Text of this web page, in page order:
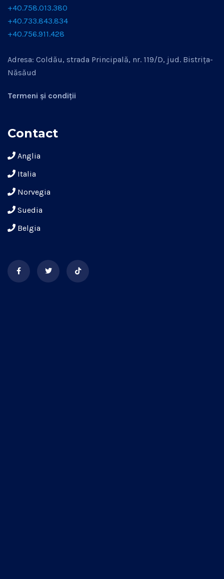
+40.758.013.380
+40.733.843.834
+40.756.911.428
Adresa: Coldău, strada Principală, nr. 119/D, jud. Bistrița-
Năsăud
Termeni și condiții
Contact
Anglia
Italia
Norvegia
Suedia
Belgia